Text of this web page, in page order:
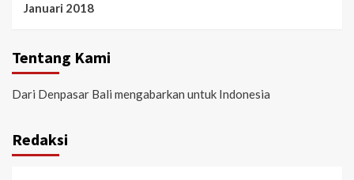
Januari 2018
Tentang Kami
Dari Denpasar Bali mengabarkan untuk Indonesia
Redaksi